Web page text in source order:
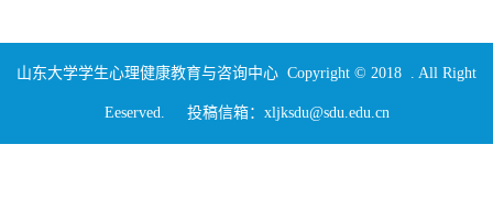
山东大学学生心理健康教育与咨询中心 Copyright © 2018 . All Right
Eeserved. 投稿信箱：xljksdu@sdu.edu.cn